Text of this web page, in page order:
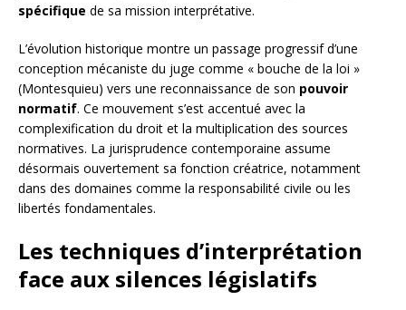
spécifique de sa mission interprétative.
L’évolution historique montre un passage progressif d’une
conception mécaniste du juge comme « bouche de la loi »
(Montesquieu) vers une reconnaissance de son pouvoir
normatif. Ce mouvement s’est accentué avec la
complexification du droit et la multiplication des sources
normatives. La jurisprudence contemporaine assume
désormais ouvertement sa fonction créatrice, notamment
dans des domaines comme la responsabilité civile ou les
libertés fondamentales.
Les techniques d’interprétation
face aux silences législatifs